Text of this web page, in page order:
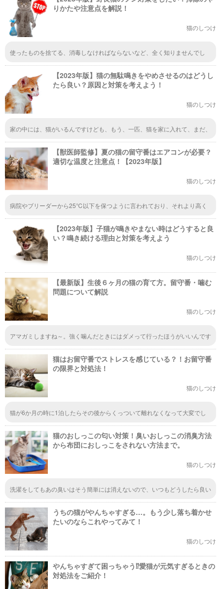
りかたや注意点を解説！
猫のしつけ
使ったものを捨てる、消毒しなければならないなど、全く知りませんでし
ました。
【2023年版】猫の無駄鳴きをやめさせるのはどうし
たら良い？原因と対策を考えよう！
猫のしつけ
家の中には、猫がいるんですけども、もう、一匹、猫を家に入れて、まだ、
は、ものすごく、あまえんぼうで、よくなくのですが、どうやって、なくの
をやめさせたらいいですか？教えてください。
【獣医師監修】夏の猫の留守番はエアコンが必要？
適切な温度と注意点！【2023年版】
猫のしつけ
病院やブリーダーから25℃以下を保つように言われており、それより高く
どなたの意見なのか気になります。何が本当なのだろう…個体差はあるにせ
よ、30℃と25℃じゃ全然違いますよね。 扇風機も、体表に汗をかかない猫
の体温調節にはあまり影響がないという話も…こちらも実際のところを知り
たいです！
【2023年版】子猫が鳴きやまない時はどうすると良
い？鳴き続ける理由と対策を考えよう
猫のしつけ
【最新版】生後６ヶ月の猫の育て方。留守番・噛む
問題について解説
猫のしつけ
アマガミしますね～。強く噛んだときにはダメって行ったほうがいいんです
猫はお留守番でストレスを感じている？！お留守番
の限界と対処法！
猫のしつけ
猫が6か月の時に1泊したらその後からくっついて離れなくなって大変でし
も居ますよと猫を多頭飼い長く飼ってる方からのアドバイスで思い切ってや
ってみました 車でもリラックスして膝でずっと寝てました 連れていって良
かった うちの子はですが
猫のおしっこの匂い対策！臭いおしっこの消臭方法
から布団におしっこをされない方法まで。
猫のしつけ
洗濯をしてもあの臭いはそう簡単には消えないので、いつもどうしたら良い
剤がいいというのを聞いたので、早速漂白剤を買ってきて試してみますね。
うちの猫がやんちゃすぎる…。もう少し落ち着かせ
たいのならこれやってみて！
猫のしつけ
やんちゃすぎて困っちゃう⁉︎愛猫が元気すぎるときの
対処法をご紹介！